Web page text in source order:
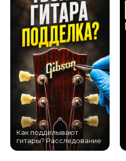
Как подделывают
гитары? Расследование